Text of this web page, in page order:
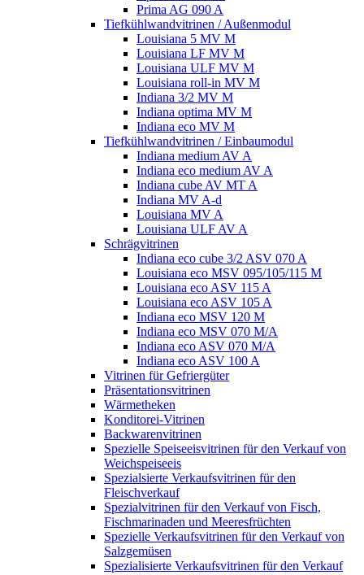
Prima AG 090 A
Tiefkühlwandvitrinen / Außenmodul
Louisiana 5 MV M
Louisiana LF MV M
Louisiana ULF MV M
Louisiana roll-in MV M
Indiana 3/2 MV M
Indiana optima MV M
Indiana eco MV M
Tiefkühlwandvitrinen / Einbaumodul
Indiana medium AV A
Indiana eco medium AV A
Indiana cube AV MT A
Indiana MV A-d
Louisiana MV A
Louisiana ULF AV A
Schrägvitrinen
Indiana eco cube 3/2 ASV 070 A
Louisiana eco MSV 095/105/115 M
Louisiana eco ASV 115 A
Louisiana eco ASV 105 A
Indiana eco MSV 120 M
Indiana eco MSV 070 M/A
Indiana eco ASV 070 M/A
Indiana eco ASV 100 A
Vitrinen für Gefriergüter
Präsentationsvitrinen
Wärmetheken
Konditorei-Vitrinen
Backwarenvitrinen
Spezielle Speiseeisvitrinen für den Verkauf von
Weichspeiseeis
Spezialsierte Verkaufsvitrinen für den
Fleischverkauf
Spezialvitrinen für den Verkauf von Fisch,
Fischmarinaden und Meeresfrüchten
Spezielle Verkaufsvitrinen für den Verkauf von
Salzgemüsen
Spezialisierte Verkaufsvitrinen für den Verkauf